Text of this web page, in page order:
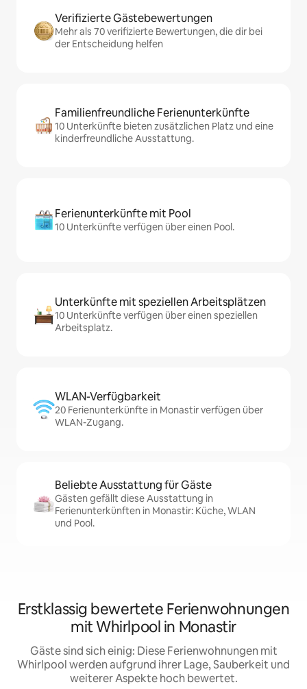
Verifizierte Gästebewertungen
Mehr als 70 verifizierte Bewertungen, die dir bei
der Entscheidung helfen
Familienfreundliche Ferienunterkünfte
10 Unterkünfte bieten zusätzlichen Platz und eine
kinderfreundliche Ausstattung.
Ferienunterkünfte mit Pool
10 Unterkünfte verfügen über einen Pool.
Unterkünfte mit speziellen Arbeitsplätzen
10 Unterkünfte verfügen über einen speziellen
Arbeitsplatz.
WLAN-Verfügbarkeit
20 Ferienunterkünfte in Monastir verfügen über
WLAN-Zugang.
Beliebte Ausstattung für Gäste
Gästen gefällt diese Ausstattung in
Ferienunterkünften in Monastir: Küche, WLAN
und Pool.
Erstklassig bewertete Ferienwohnungen
mit Whirlpool in Monastir
Gäste sind sich einig: Diese Ferienwohnungen mit
Whirlpool werden aufgrund ihrer Lage, Sauberkeit und
weiterer Aspekte hoch bewertet.